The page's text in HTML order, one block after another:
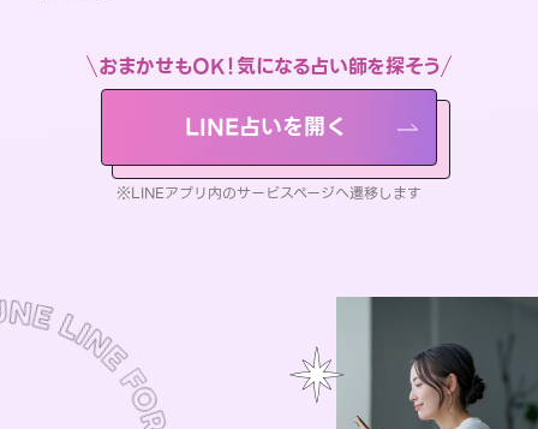
おまかせもOK！気になる占い師を探そう
LINE占いを開く
※LINEアプリ内のサービスページへ遷移します